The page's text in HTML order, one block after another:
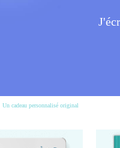
Un cadeau personnalisé original